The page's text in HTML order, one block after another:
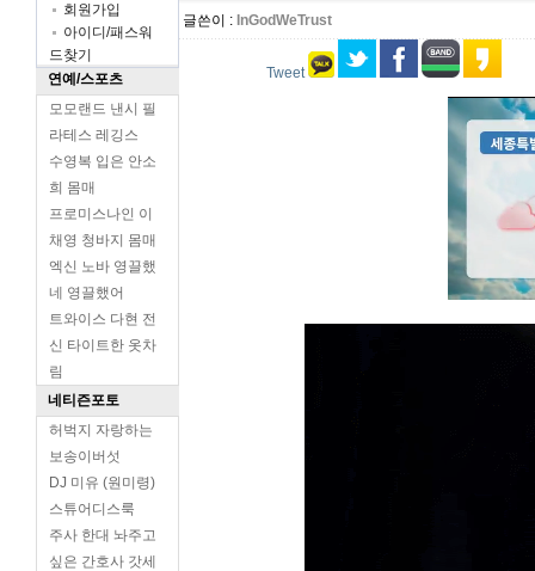
회원가입
아이디/패스워
드찾기
연예/스포츠
모모랜드 낸시 필
라테스 레깅스
수영복 입은 안소
희 몸매
프로미스나인 이
채영 청바지 몸매
엑신 노바 영끌했
네 영끌했어
트와이스 다현 전
신 타이트한 옷차
림
네티즌포토
허벅지 자랑하는
보송이버섯
DJ 미유 (원미령)
스튜어디스룩
주사 한대 놔주고
싶은 간호사 갓세
글쓴이 : InGodWeTrust
Tweet